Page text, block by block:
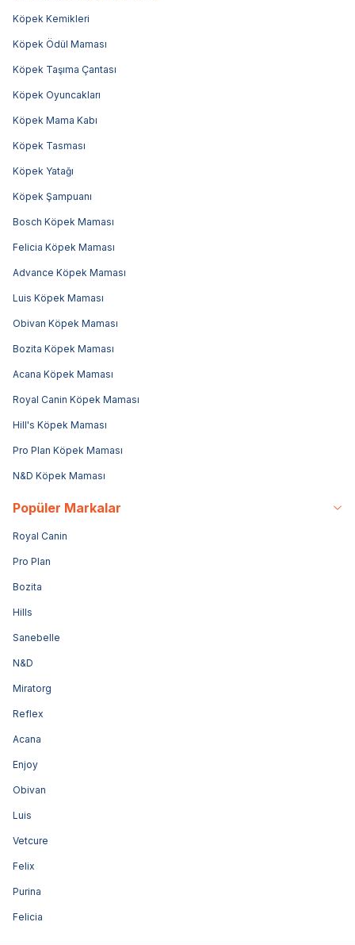
Köpek Kemikleri
Köpek Ödül Maması
Köpek Taşıma Çantası
Köpek Oyuncakları
Köpek Mama Kabı
Köpek Tasması
Köpek Yatağı
Köpek Şampuanı
Bosch Köpek Maması
Felicia Köpek Maması
Advance Köpek Maması
Luis Köpek Maması
Obivan Köpek Maması
Bozita Köpek Maması
Acana Köpek Maması
Royal Canin Köpek Maması
Hill's Köpek Maması
Pro Plan Köpek Maması
N&D Köpek Maması
Popüler Markalar
Royal Canin
Pro Plan
Bozita
Hills
Sanebelle
N&D
Miratorg
Reflex
Acana
Enjoy
Obivan
Luis
Vetcure
Felix
Purina
Felicia